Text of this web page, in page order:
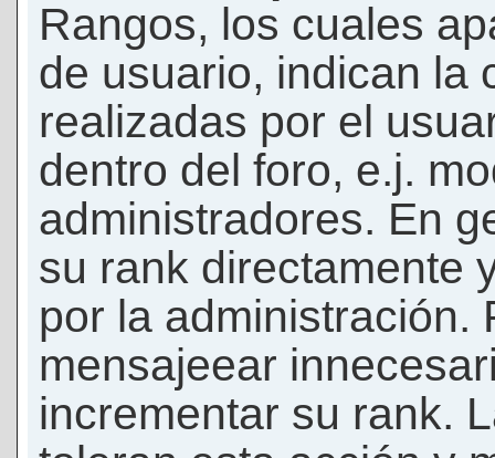
Rangos, los cuales
de usuario, indican la
realizadas por el
dentro del foro, e.j.
administradores. En
su rank directamente
por la administración.
mensajeear
incrementar su rank.